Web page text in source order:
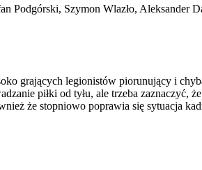
Szymon Wlazło, Aleksander
grających legionistów piorunujący i
piłki od tyłu, ale trzeba zaznaczyć,
że stopniowo poprawia się sytuacja